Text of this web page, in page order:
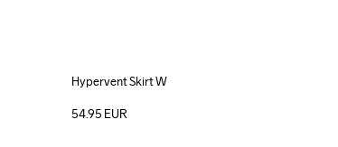
Hypervent Skirt W
54.95 EUR